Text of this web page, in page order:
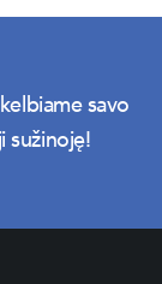
savo
sužinoję!